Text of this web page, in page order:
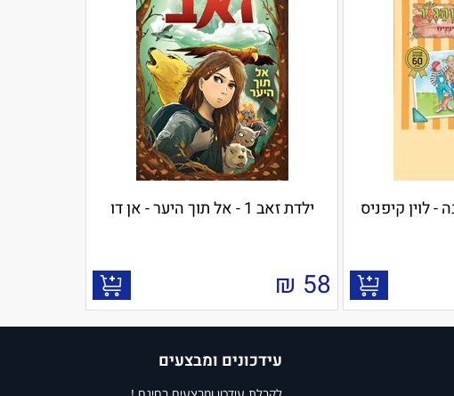
ילדת זאב 1 - אל תוך היער - אן דו
58
₪
עידכונים ומבצעים